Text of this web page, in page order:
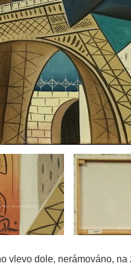
vlevo dole, nerámováno,